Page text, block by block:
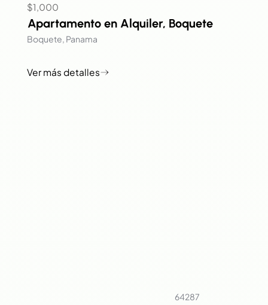
$1,000
Apartamento en Alquiler, Boquete
Boquete, Panama
64287